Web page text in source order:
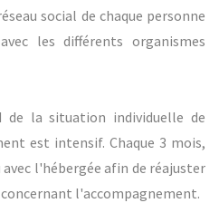
social de chaque personne
les différents organismes
de la situation individuelle de
est intensif. Chaque 3 mois,
l'hébergée afin de réajuster
l'accompagnement.